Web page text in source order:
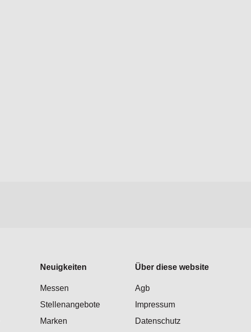
Neuigkeiten
Messen
Stellenangebote
Marken
Über diese website
Agb
Impressum
Datenschutz